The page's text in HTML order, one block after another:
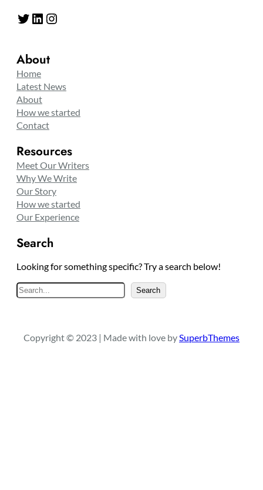
Twitter LinkedIn Instagram
About
Home
Latest News
About
How we started
Contact
Resources
Meet Our Writers
Why We Write
Our Story
How we started
Our Experience
Search
Looking for something specific? Try a search below!
S
e
c
Search
Copyright © 2023 | Made with love bySuperbThemes